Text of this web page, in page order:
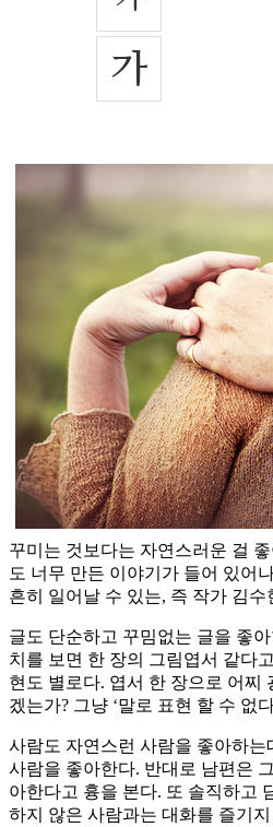
꾸미는 것보다는 자연스러운 걸
도 너무 만든 이야기가 들어 있어
흔히 일어날 수 있는, 즉 작가 김
글도 단순하고 꾸밈없는 글을 좋
치를 보면 한 장의 그림엽서 같다
현도 별로다. 엽서 한 장으로 어찌
겠는가? 그냥 ‘말로 표현 할 수 없
사람도 자연스런 사람을 좋아하
사람을 좋아한다. 반대로 남편은
아한다고 흉을 본다. 또 솔직하고
하지 않은 사람과는 대화를 즐기